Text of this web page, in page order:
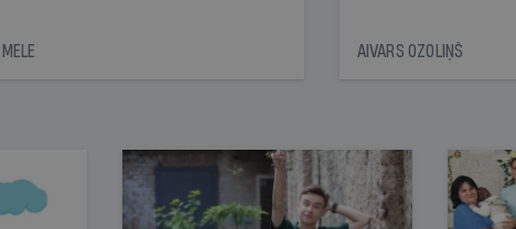
AIVARS OZOLIŅŠ